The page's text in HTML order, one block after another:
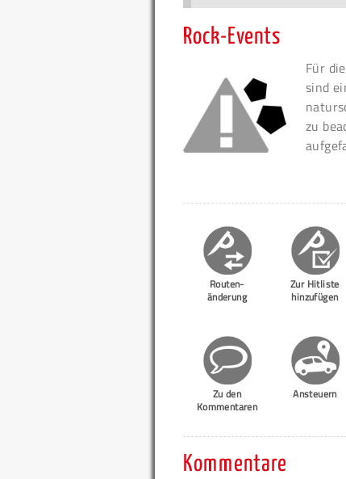
Rock-Events
Für
sind
zu
Routen-
änderung
Zur Hitliste
hinzufügen
Zu den
Kommentaren
Ansteuern
Kommentare